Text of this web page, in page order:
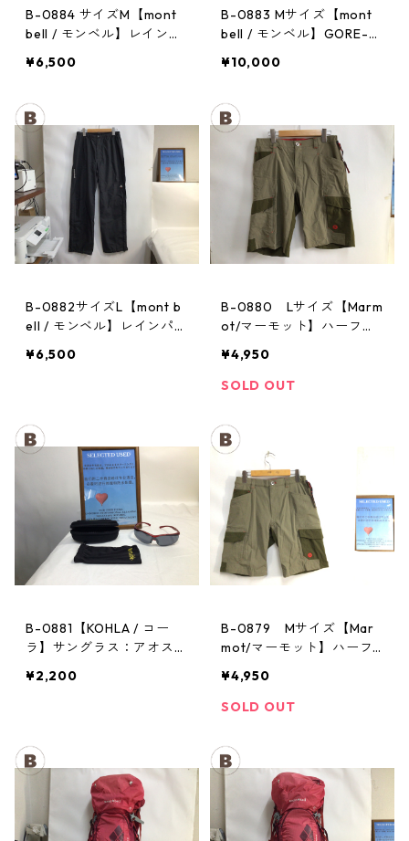
B-0884 サイズM【mont
bell / モンベル】レインパ
ディース
¥6,500
B-0883 Mサイズ【mont
bell / モンベル】GORE-T
パンツ：メンズBK
¥10,000
B-0882サイズL【mont b
ell / モンベル】レインパン
ィースL
¥6,500
B-0880 Lサイズ【Marm
ot/マーモット】ハーフパ
Men's BGOL
¥4,950
SOLD OUT
B-0881【KOHLA / コー
ラ】サングラス：アオスタ
¥2,200
B-0879 Mサイズ【Mar
mot/マーモット】ハーフ
Men's BGOL
¥4,950
SOLD OUT